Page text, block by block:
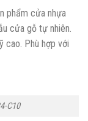
phẩm cửa nhựa
cửa gỗ tự nhiên.
cao. Phù hợp với
C10